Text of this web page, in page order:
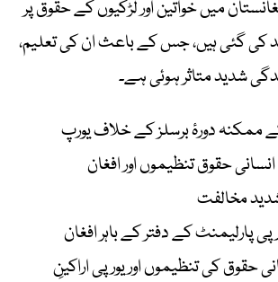
میں خواتین اور لڑکیوں کے حقوق پر
کی گئی ہیں، جس کے باعث ان کی تعلیم،
شدید متاثر ہوئی ہے۔
ممکنہ دورۂ برسلز کے خلاف یورپ
حقوق تنظیموں اور افغان
مخالفت
پارلیمنٹ کے دفتر کے باہر افغان
حقوق کی تنظیموں اور یورپی اراکینِ